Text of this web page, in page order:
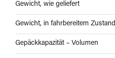
Gewicht, wie geliefert
Gewicht, in fahrbereitem Zustand
Gepäckkapazität – Volumen